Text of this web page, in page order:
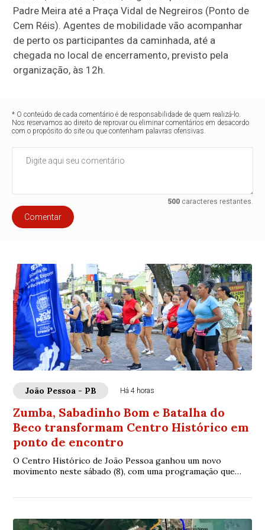
Padre Meira até a Praça Vidal de Negreiros (Ponto de
Cem Réis). Agentes de mobilidade vão acompanhar
de perto os participantes da caminhada, até a
chegada no local de encerramento, previsto pela
organização, às 12h.
* O conteúdo de cada comentário é de responsabilidade de quem realizá-lo.
Nos reservamos ao direito de reprovar ou eliminar comentários em desacordo
com o propósito do site ou que contenham palavras ofensivas.
500caracteres restantes.
Comentar
João Pessoa - PB Há 4 horas
Zumba, Sabadinho Bom e Batalha do
Beco transformam Centro Histórico em
ponto de encontro
O Centro Histórico de João Pessoa ganhou um novo
movimento neste sábado (8), com uma programação que